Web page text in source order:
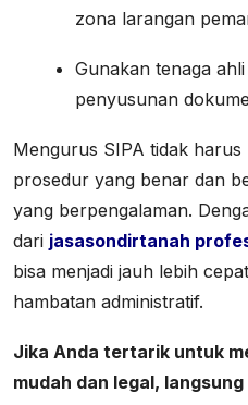
zona larangan
Gunakan tenaga
penyusunan
Mengurus SIPA tidak
prosedur yang benar dan
yang berpengalaman.
dari jasasondirtanah
bisa menjadi jauh lebih
hambatan administratif.
Jika Anda tertarik untuk
mudah dan legal,